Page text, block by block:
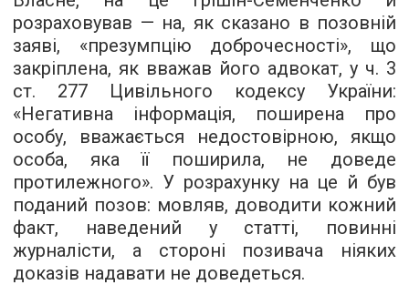
розраховував — на, як сказано в позовній
заяві, «презумпцію доброчесності», що
закріплена, як вважав його адвокат, у ч. 3
ст. 277 Цивільного кодексу України:
«Негативна інформація, поширена про
особу, вважається недостовірною, якщо
особа, яка її поширила, не доведе
протилежного». У розрахунку на це й був
поданий позов: мовляв, доводити кожний
факт, наведений у статті, повинні
журналісти, а стороні позивача ніяких
доказів надавати не доведеться.